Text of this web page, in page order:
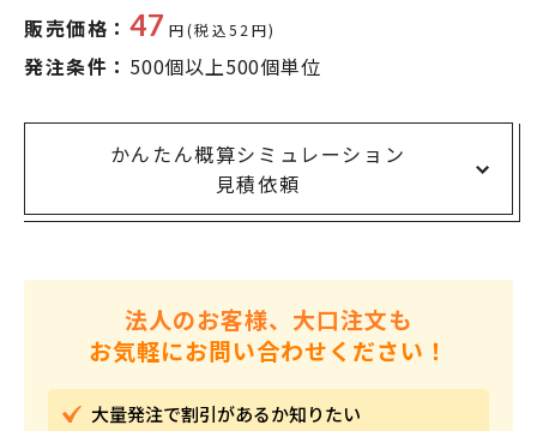
販売価格： 47 円(税込52円)
発注条件： 500個以上500個単位
かんたん概算シミュレーション
見積依頼
法人のお客様、大口注文も
お気軽にお問い合わせください！
大量発注で割引があるか知りたい